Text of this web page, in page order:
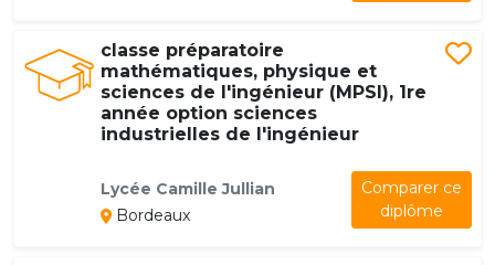
classe préparatoire
mathématiques, physique et
sciences de l'ingénieur (MPSI), 1re
année option sciences
industrielles de l'ingénieur
Lycée Camille Jullian
Bordeaux
Comparer ce
diplôme